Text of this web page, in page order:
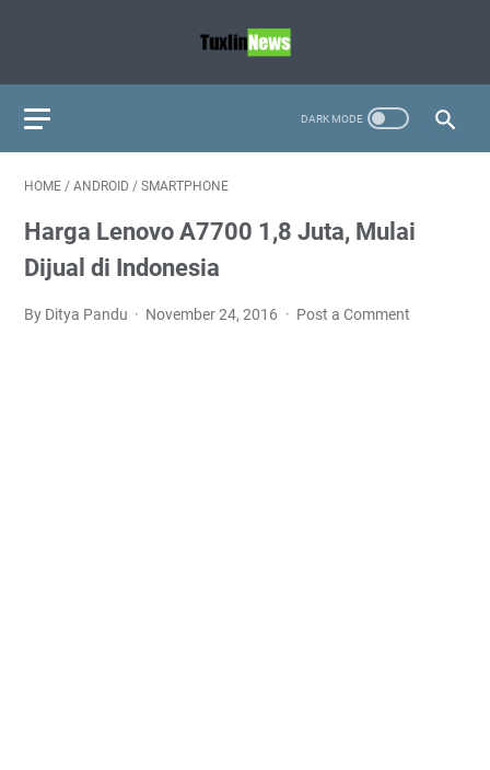
HOME / ANDROID / SMARTPHONE
Harga Lenovo A7700 1,8 Juta, Mulai
Dijual di Indonesia
By Ditya Pandu November 24, 2016 Post a Comment